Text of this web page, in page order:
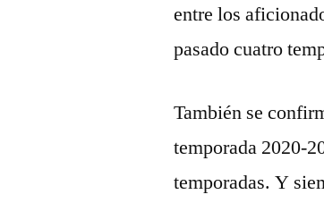
entre los
pasado cuatro
También se
temporada 2020-
temporadas. Y